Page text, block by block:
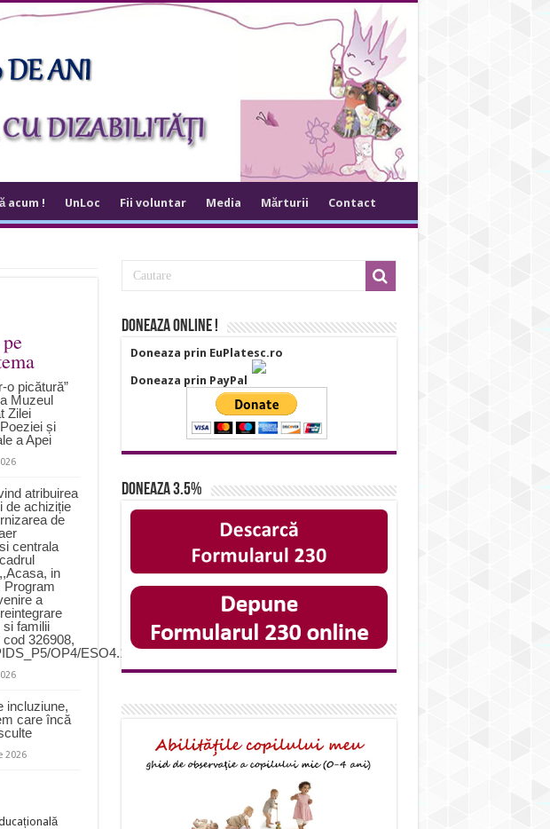
acum ! UnLoc Fii voluntar Media Mărturii Contact
o picătură”
Muzeul
Zilei
și
a Apei
atribuirea
de achiziție
de
centrala
in
Program
a
si familii
cod 326908,
OP4/ESO4.11/PIDS_A23
incluziune,
care încă
2026
Doneaza online !
Doneaza prin EuPlatesc.ro
Doneaza prin PayPal
Doneaza 3.5%